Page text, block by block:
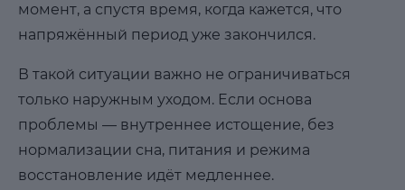
момент, а спустя время, когда кажется, что
напряжённый период уже закончился.
В такой ситуации важно не ограничиваться
только наружным уходом. Если основа
проблемы — внутреннее истощение, без
нормализации сна, питания и режима
восстановление идёт медленнее.